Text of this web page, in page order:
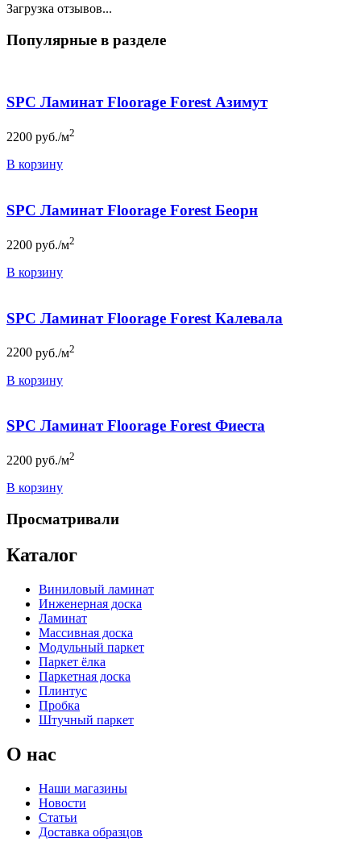
Загрузка отзывов...
Популярные в разделе
SPC Ламинат Floorage Forest Азимут
2200 руб./м2
В корзину
SPC Ламинат Floorage Forest Беорн
2200 руб./м2
В корзину
SPC Ламинат Floorage Forest Калевала
2200 руб./м2
В корзину
SPC Ламинат Floorage Forest Фиеста
2200 руб./м2
В корзину
Просматривали
Каталог
Виниловый ламинат
Инженерная доска
Ламинат
Массивная доска
Модульный паркет
Паркет ёлка
Паркетная доска
Плинтус
Пробка
Штучный паркет
О нас
Наши магазины
Новости
Статьи
Доставка образцов